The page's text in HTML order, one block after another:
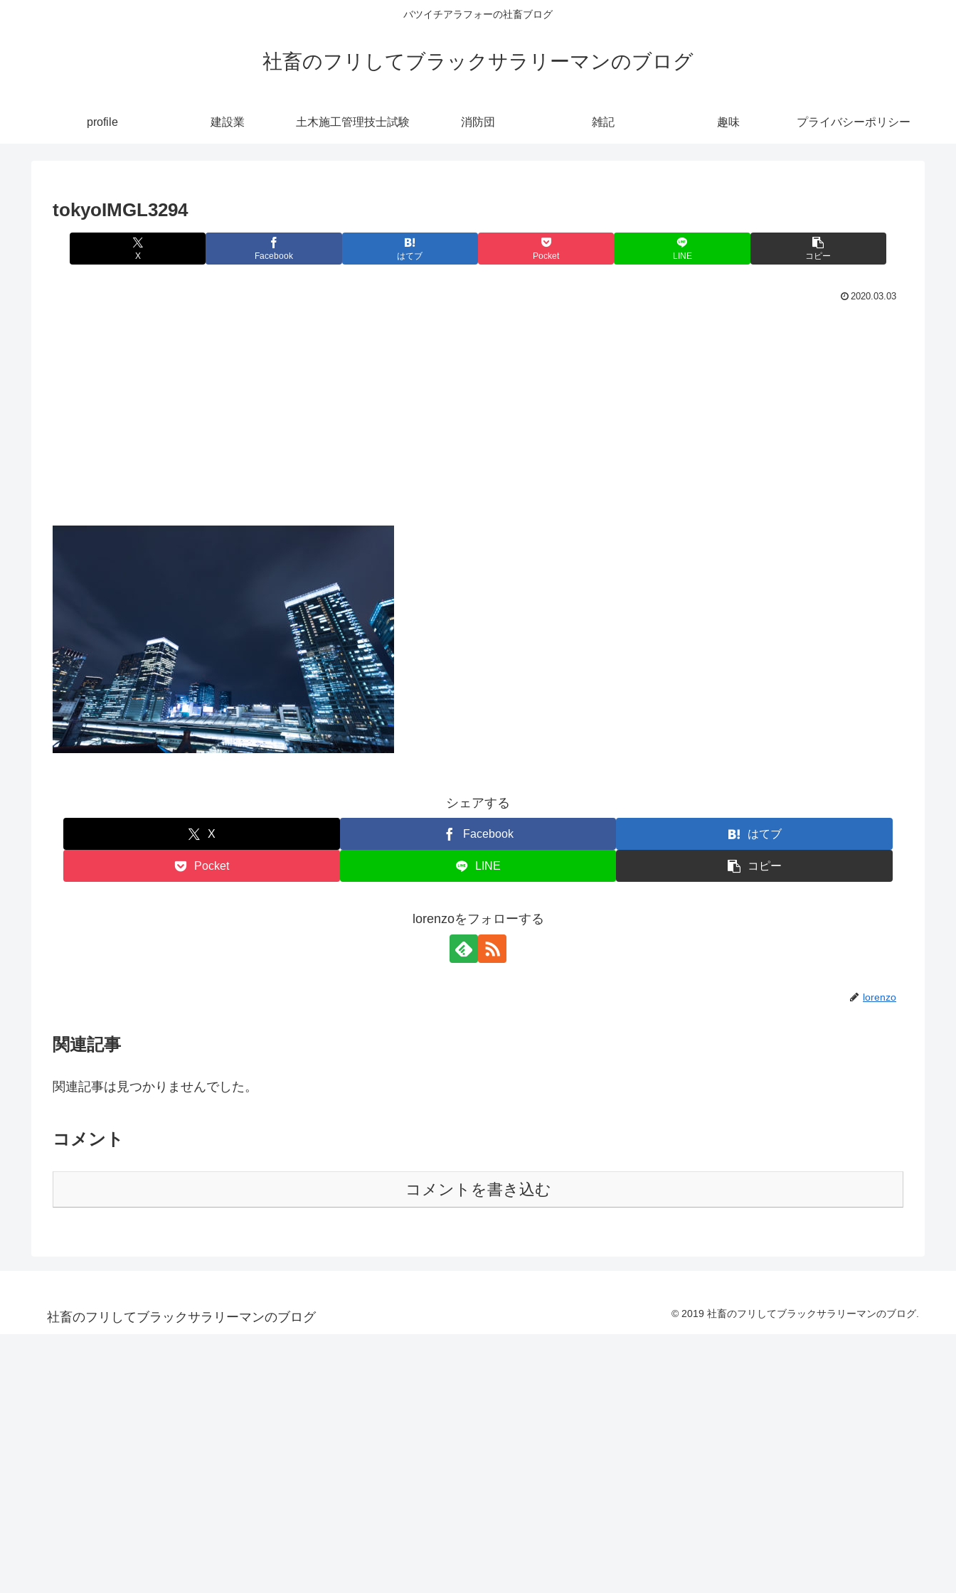
バツイチアラフォーの社畜ブログ
社畜のフリしてブラックサラリーマンのブログ
profile 建設業 土木施工管理技士試験 消防団 雑記 趣味 プライバシーポリシー
tokyoIMGL3294
X Facebook はてブ Pocket LINE コピー
2020.03.03
シェアする
X Facebook はてブ
Pocket LINE コピー
lorenzoをフォローする
lorenzo
関連記事
関連記事は見つかりませんでした。
コメント
コメントを書き込む
社畜のフリしてブラックサラリーマンのブログ © 2019 社畜のフリしてブラックサラリーマンのブログ.